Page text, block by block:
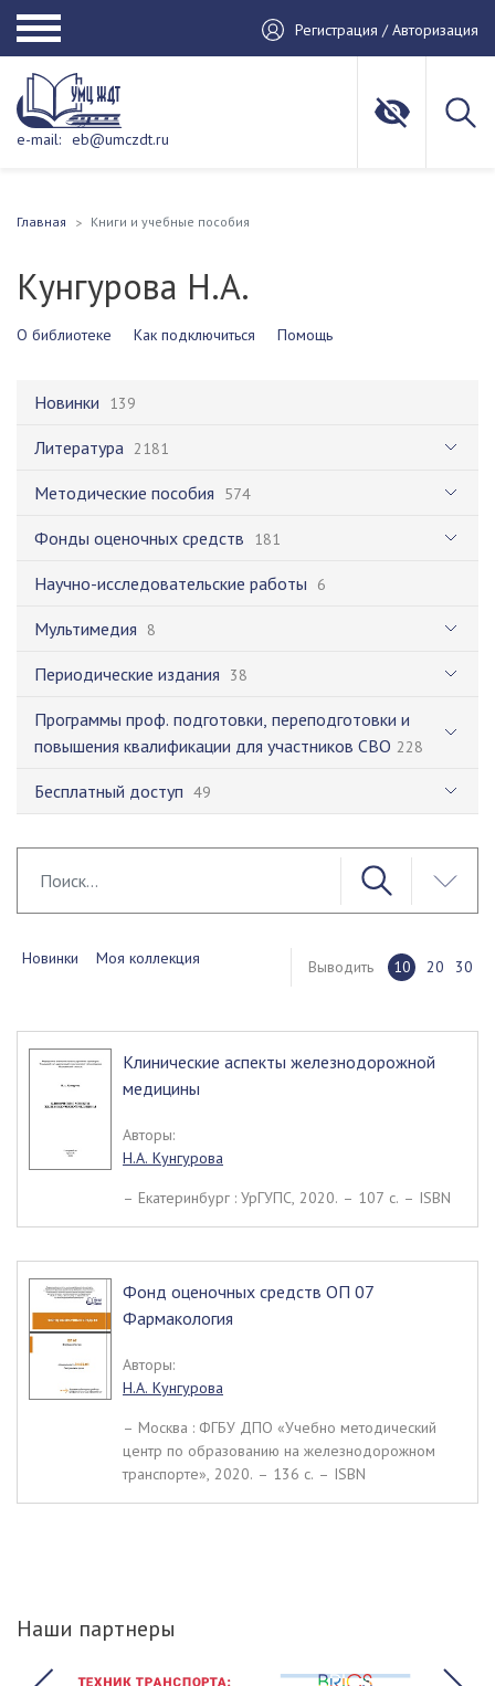
Регистрация / Авторизация
e-mail: eb@umczdt.ru
Главная Книги и учебные пособия
Кунгурова Н.А.
О библиотеке Как подключиться Помощь
Новинки 139
Литература 2181
Методические пособия 574
Фонды оценочных средств 181
Научно-исследовательские работы 6
Мультимедия 8
Периодические издания 38
Программы проф. подготовки, переподготовки и
повышения квалификации для участников СВО 228
Бесплатный доступ 49
Новинки Моя коллекция Выводить 10 20 30
Клинические аспекты железнодорожной
медицины
Авторы:
Н.А. Кунгурова
– Екатеринбург : УрГУПС, 2020. – 107 c. – ISBN
Фонд оценочных средств ОП 07
Фармакология
Авторы:
Н.А. Кунгурова
– Москва : ФГБУ ДПО «Учебно методический
центр по образованию на железнодорожном
транспорте», 2020. – 136 c. – ISBN
Наши партнеры